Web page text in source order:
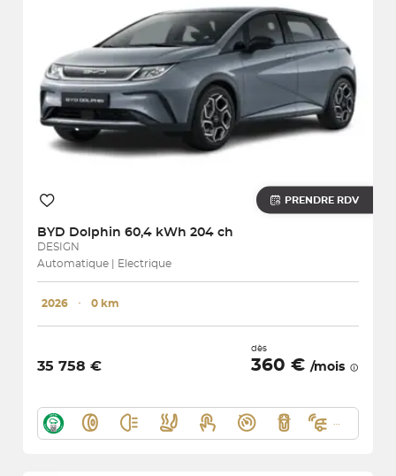
PRENDRE RDV
BYD Dolphin 60,4 kWh 204 ch
DESIGN
Automatique | Electrique
2026 ･ 0 km
35 758 €
dès
360 € /mois